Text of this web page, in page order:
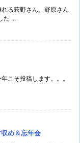
る萩野さん、野原さん
た ...
こそ投稿します。。。
め＆忘年会